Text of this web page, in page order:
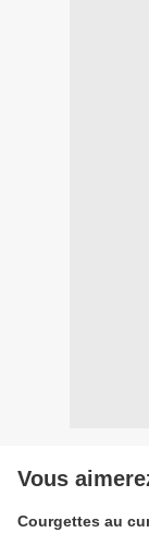
Vous
Courgettes au